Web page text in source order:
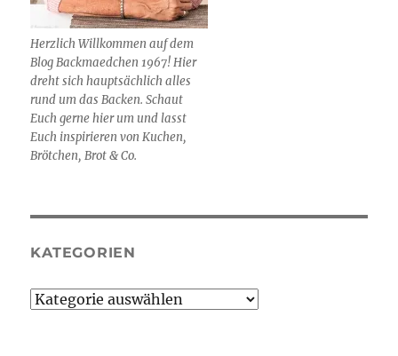
Herzlich Willkommen auf dem
Blog Backmaedchen 1967! Hier
dreht sich hauptsächlich alles
rund um das Backen. Schaut
Euch gerne hier um und lasst
Euch inspirieren von Kuchen,
Brötchen, Brot & Co.
KATEGORIEN
Kategorien